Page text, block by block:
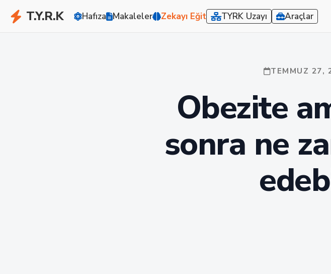
T.Y.R.K Hafıza Makaleler Zekayı Eğit TYRK Uzayı Araçlar
TEMMUZ 27,
Obezite
sonra ne